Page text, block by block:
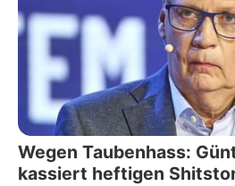
Wegen Taubenhass:
kassiert heftigen